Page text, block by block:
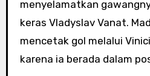
menyelamatkan
keras Vladyslav Vanat.
mencetak gol melalui
karena ia berada dalam